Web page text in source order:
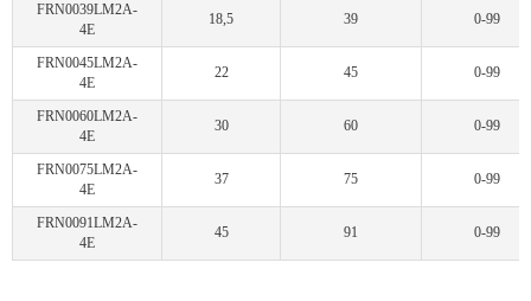
FRN0039LM2A-
4E
18,5 39 0-99
FRN0045LM2A-
4E
22 45 0-99
FRN0060LM2A-
4E
30 60 0-99
FRN0075LM2A-
4E
37 75 0-99
FRN0091LM2A-
4E
45 91 0-99